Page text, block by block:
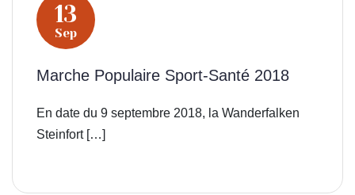
13
Sep
Marche Populaire Sport-Santé 2018
En date du 9 septembre 2018, la Wanderfalken
Steinfort […]